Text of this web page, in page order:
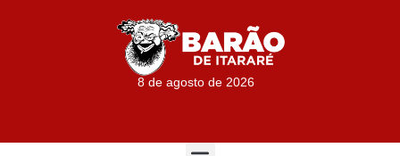
8 de agosto de 2026